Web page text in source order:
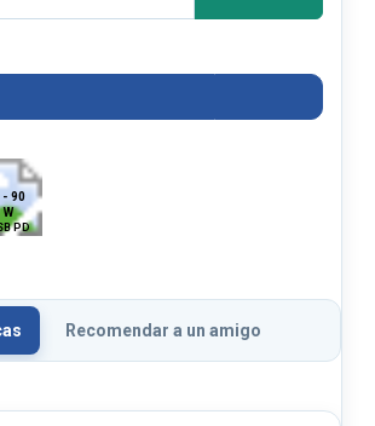
- 90
W
PD
Recomendar a un amigo